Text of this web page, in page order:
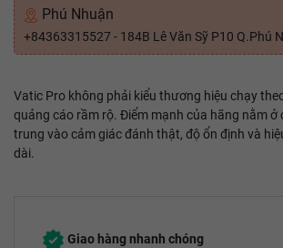
Phú Nhuận
+84363315527 - 184B Lê Văn Sỹ P10 Q.Phú
Vatic Pro không phải kiểu thương hiệu chạy
quảng cáo rầm rộ. Điểm mạnh của hãng nằm ở
trung vào cảm giác đánh thật, độ ổn định và
dài.
Giao hàng nhanh chóng